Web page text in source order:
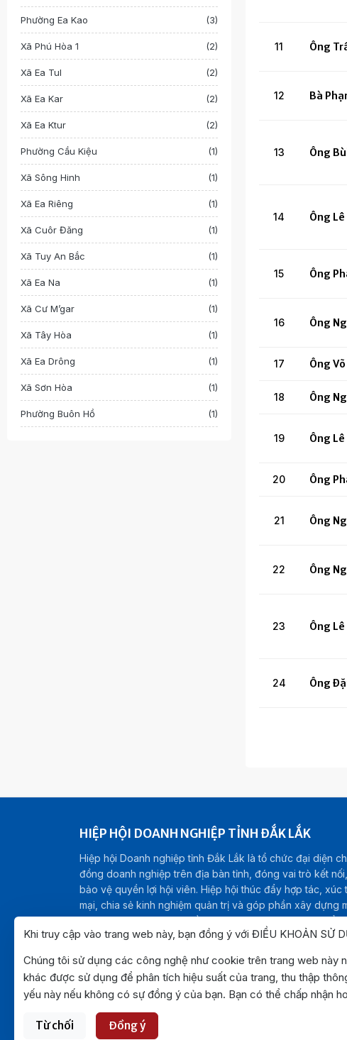
Phường Ea Kao (3)
Xã Phú Hòa 1 (2)
Xã Ea Tul (2)
Xã Ea Kar (2)
Xã Ea Ktur (2)
Phường Cầu Kiệu (1)
Xã Sông Hinh (1)
Xã Ea Riêng (1)
Xã Cuôr Đăng (1)
Xã Tuy An Bắc (1)
Xã Ea Na (1)
Xã Cư M’gar (1)
Xã Tây Hòa (1)
Xã Ea Drông (1)
Xã Sơn Hòa (1)
Phường Buôn Hồ (1)
11 Ông
12 Bà
13 Ông
14 Ông
15 Ông
16 Ông
17 Ông
18 Ông
19 Ông
20 Ông
21 Ông
22 Ông
23 Ông
24 Ông
HIỆP HỘI DOANH NGHIỆP TỈNH ĐẮK LẮK
Hiệp hội Doanh nghiệp tỉnh Đắk Lắk là tổ chức đại diện
đồng doanh nghiệp trên địa bàn tỉnh, đóng vai trò kết
bảo vệ quyền lợi hội viên. Hiệp hội thúc đẩy hợp tác, xúc
mại, chia sẻ kinh nghiệm quản trị và góp phần xây dựng
kinh doanh minh bạch, bền vững, hướng tới sự phát triển
hội của tỉnh Đắk Lắk.
Chịu trách nhiệm nội dung:Ông Phạm Đông Thanh
Khi truy cập vào trang web này, bạn đồng ý với ĐIỀU KHOẢN SỬ
Chúng tôi sử dụng các công nghệ như cookie trên trang web
khác được sử dụng để phân tích hiệu suất của trang, thu thập
yếu này nếu không có sự đồng ý của bạn. Bạn có thể chấp nhận
Từ chối Đồng ý